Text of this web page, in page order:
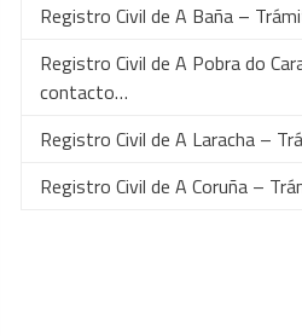
Registro Civil de A Baña –
Registro Civil de A Pobra do
contacto…
Registro Civil de A Laracha –
Registro Civil de A Coruña –